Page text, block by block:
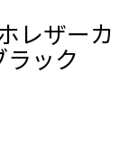
レザーカ
ック